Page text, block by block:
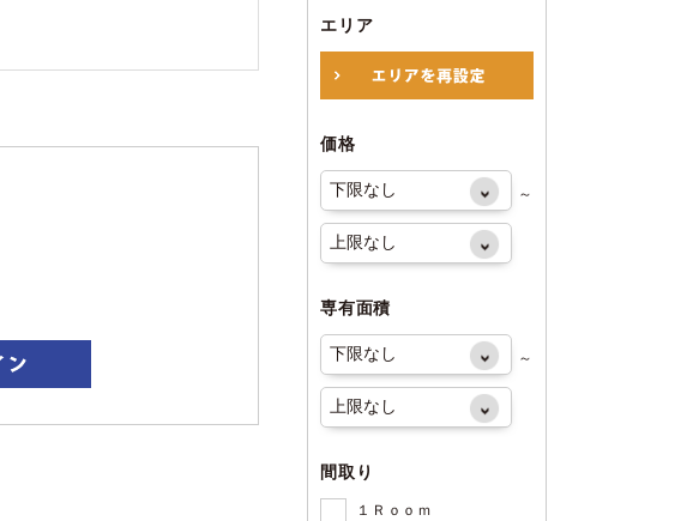
エリア
価格
～
専有面積
～
間取り
１Ｒｏｏｍ